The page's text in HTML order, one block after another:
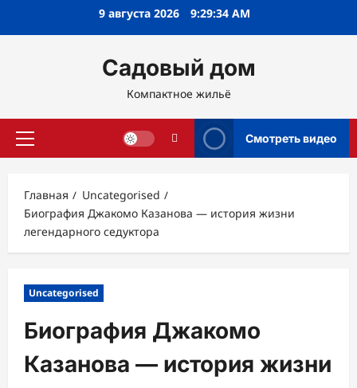
9 августа 2026 9:29:35 AM
Садовый дом
Компактное жильё
Основное
Смотреть видео
Главная
Uncategorised
Биография Джакомо Казанова — история жизни
легендарного седуктора
Uncategorised
Биография Джакомо
Казанова — история жизни